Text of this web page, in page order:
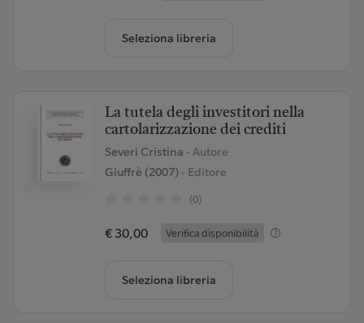
Seleziona libreria
La tutela degli investitori nella
cartolarizzazione dei crediti
Severi Cristina - Autore
Giuffrè (2007)- Editore
(0)
€ 30,00 Verifica disponibilità
Seleziona libreria